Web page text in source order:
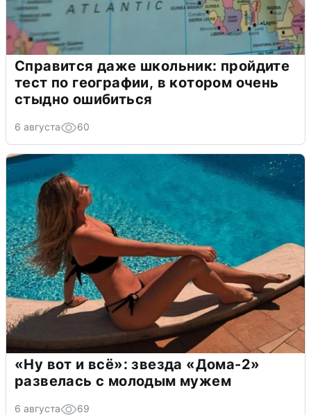
Справится даже школьник: пройдите
тест по географии, в котором очень
стыдно ошибиться
6 августа 60
«Ну вот и всё»: звезда «Дома-2»
развелась с молодым мужем
6 августа 69